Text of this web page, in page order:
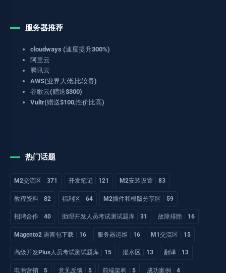
服务器推荐
cloudways (速度提升300%)
阿里云
腾讯云
AWS(业界大佬,比较贵)
谷歌云(赠送$300)
Vultr(赠送$100,性价比高)
热门话题
M2交流区 371 开发笔记 121 M2安装设置 83
教程资料 82 福利区 64 M2插件和模版分享区 59
招聘合作 40 助理开发人员考试测试题库 31 故障排除 16
Magento2 语言包下载 16 服务器运维 16 M1交流区 15
高级开发Plus人员考试测试题库 15 灌水区 13 翻译 13
电商营销 5 意见反馈 5 前端架构 5 成功案例 4